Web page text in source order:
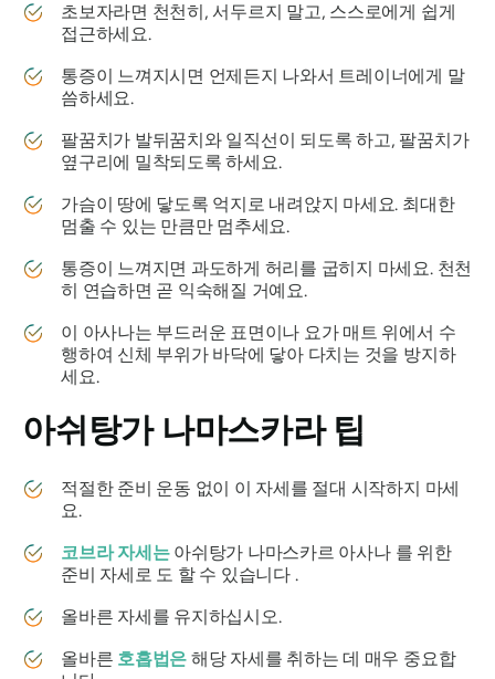
초보자라면 천천히, 서두르지 말고, 스스로에게 쉽게
접근하세요.
통증이 느껴지시면 언제든지 나와서 트레이너에게 말
씀하세요.
팔꿈치가 발뒤꿈치와 일직선이 되도록 하고, 팔꿈치가
옆구리에 밀착되도록 하세요.
가슴이 땅에 닿도록 억지로 내려앉지 마세요. 최대한
멈출 수 있는 만큼만 멈추세요.
통증이 느껴지면 과도하게 허리를 굽히지 마세요. 천천
히 연습하면 곧 익숙해질 거예요.
이 아사나는 부드러운 표면이나 요가 매트 위에서 수
행하여 신체 부위가 바닥에 닿아 다치는 것을 방지하
세요.
아쉬탕가 나마스카라팁
적절한 준비 운동 없이 이 자세를 절대 시작하지 마세
요.
코브라 자세는 아쉬탕가 나마스카르 아사나를 위한
준비 자세로 도 할 수 있습니다 .
올바른 자세를 유지하십시오.
올바른 호흡법은 해당 자세를 취하는 데 매우 중요합